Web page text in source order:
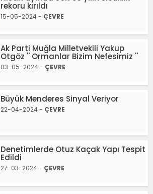
rekoru kırıldı
15-05-2024 - ÇEVRE
Ak Parti Muğla Milletvekili Yakup
Otgöz '' Ormanlar Bizim Nefesimiz ''
03-05-2024 - ÇEVRE
Büyük Menderes Sinyal Veriyor
22-04-2024 - ÇEVRE
Denetimlerde Otuz Kaçak Yapı Tespit
Edildi
27-03-2024 - ÇEVRE